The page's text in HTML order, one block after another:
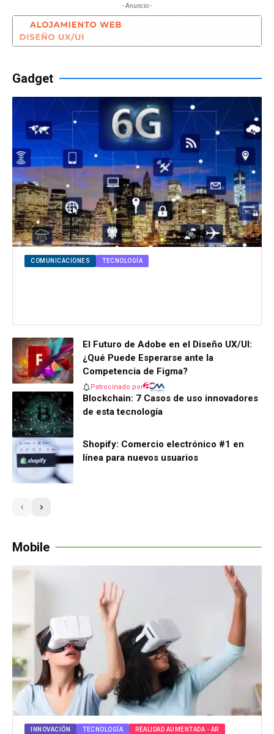
- Anuncio -
Gadget
COMUNICACIONES TECNOLOGÍA
El Futuro de Adobe en el Diseño UX/UI:
¿Qué Puede Esperarse ante la
Competencia de Figma?
Patrocinado por
Blockchain: 7 Casos de uso innovadores
de esta tecnología
Shopify: Comercio electrónico #1 en
línea para nuevos usuarios
Mobile
INNOVACIÓN TECNOLOGÍA REALIDAD AUMENTADA - AR